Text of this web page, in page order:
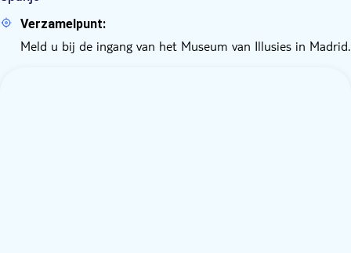
Verzamelpunt:
Meld u bij de ingang van het Museum van Illusies in Madrid.